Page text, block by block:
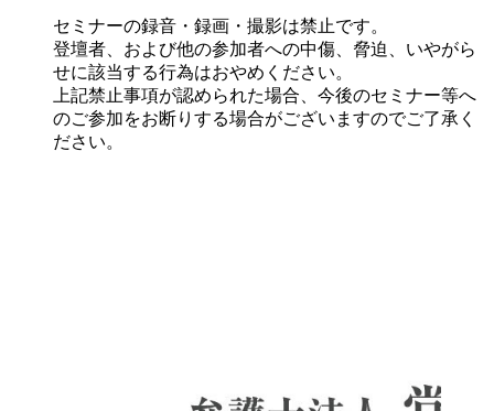
セミナーの録音・録画・撮影は禁止です。
登壇者、および他の参加者への中傷、脅迫、いやがら
せに該当する行為はおやめください。
上記禁止事項が認められた場合、今後のセミナー等へ
のご参加をお断りする場合がございますのでご了承く
ださい。